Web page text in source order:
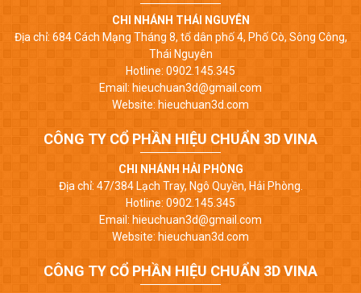
CHI NHÁNH THÁI NGUYÊN
Địa chỉ: 684 Cách Mạng Tháng 8, tổ dân phố 4, Phố Cò, Sông Công,
Thái Nguyên
Hotline: 0902.145.345
Email: hieuchuan3d@gmail.com
Website: hieuchuan3d.com
CÔNG TY CỔ PHẦN HIỆU CHUẨN 3D VINA
CHI NHÁNH HẢI PHÒNG
Địa chỉ: 47/384 Lạch Tray, Ngô Quyền, Hải Phòng.
Hotline: 0902.145.345
Email: hieuchuan3d@gmail.com
Website: hieuchuan3d.com
CÔNG TY CỔ PHẦN HIỆU CHUẨN 3D VINA